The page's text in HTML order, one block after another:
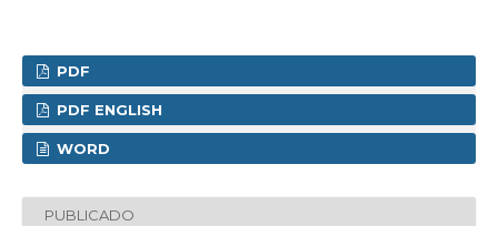
PDF
PDF ENGLISH
WORD
PUBLICADO